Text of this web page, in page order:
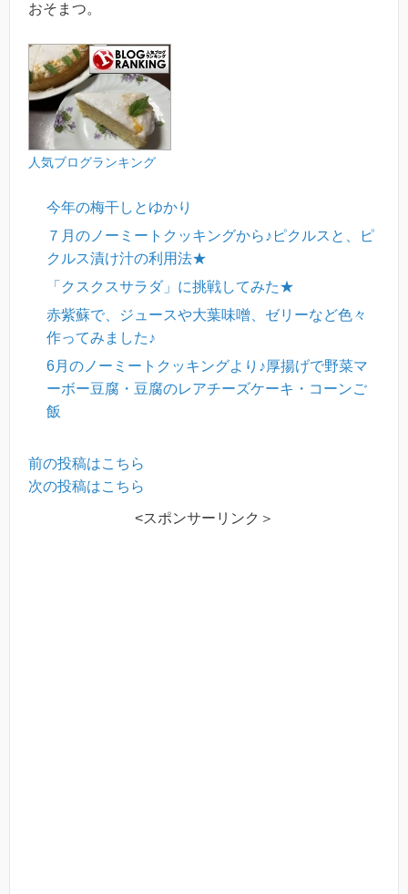
おそまつ。
人気ブログランキング
今年の梅干しとゆかり
７月のノーミートクッキングから♪ピクルスと、ピ
クルス漬け汁の利用法★
「クスクスサラダ」に挑戦してみた★
赤紫蘇で、ジュースや大葉味噌、ゼリーなど色々
作ってみました♪
6月のノーミートクッキングより♪厚揚げで野菜マ
ーボー豆腐・豆腐のレアチーズケーキ・コーンご
飯
前の投稿はこちら
次の投稿はこちら
<スポンサーリンク＞